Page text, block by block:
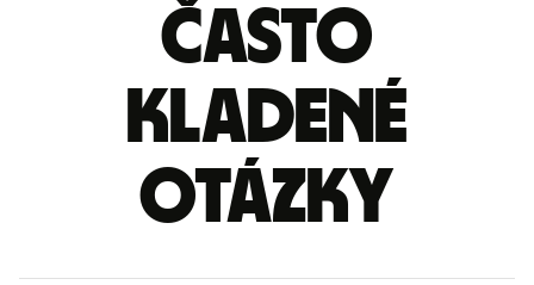
Často
kladené
otázky